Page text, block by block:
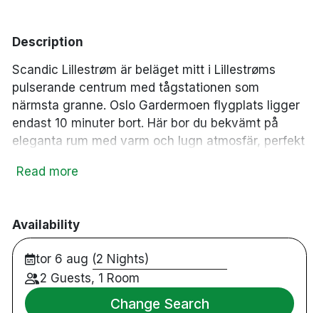
Description
Scandic Lillestrøm är beläget mitt i Lillestrøms
pulserande centrum med tågstationen som
närmsta granne. Oslo Gardermoen flygplats ligger
endast 10 minuter bort. Här bor du bekvämt på
eleganta rum med varm och lugn atmosfär, perfekt
hotellet är utrustade med privat badrum med lyxiga
chromecast. Innan du kryper ner i din sköna säng
kan du slå dig ner i hotellets restaurang Bruket, här
sitter du i en avslappnad atmosfär och kan avnjuta
goda traditionella rätter med en modern twist.
Read more
Availability
tor 6 aug (2 Nights)
2 Guests, 1 Room
Change Search